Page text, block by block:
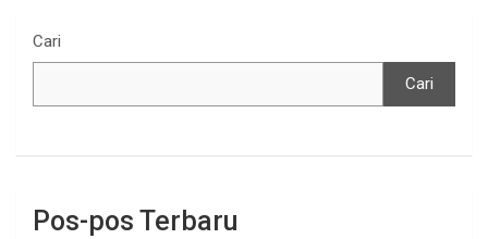
Cari
Cari
Pos-pos Terbaru